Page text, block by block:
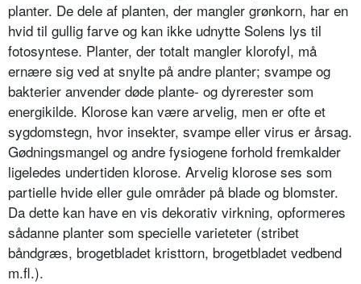
planter. De dele af planten, der mangler grønkorn, har en
hvid til gullig farve og kan ikke udnytte Solens lys til
fotosyntese. Plan­ter, der totalt mangler klorofyl, må
ernære sig ved at snylte på andre planter; svampe og
bakterier anvender døde plante- og dyrerester som
energi­kilde. Klorose kan være arvelig, men er ofte et
sygdomstegn, hvor insekter, svampe eller virus er årsag.
Gødnings­mangel og andre fysiogene forhold fremkalder
ligeledes undertiden klo­rose. Arvelig klorose ses som
partielle hvide eller gule områder på blade og blomster.
Da dette kan have en vis dekorativ virkning, opformeres
sådan­ne planter som specielle varieteter (stribet
båndgræs, brogetbladet krist­torn, brogetbladet vedbend
m.fl.).